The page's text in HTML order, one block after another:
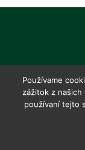
Používame
zážitok z
používaní tejto